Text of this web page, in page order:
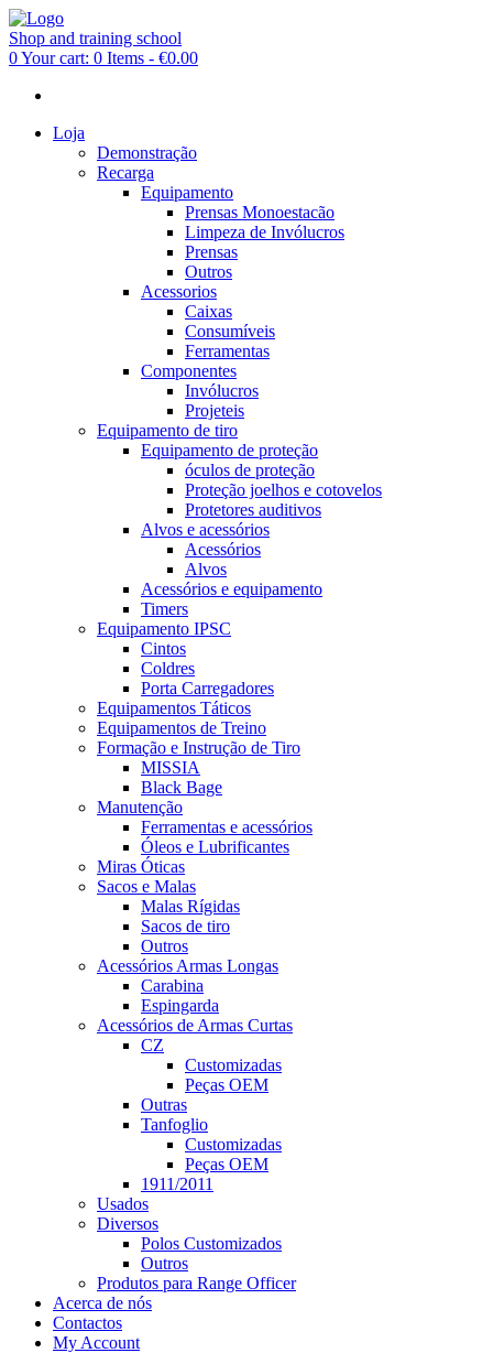
Shop and training school
0Your cart: 0 Items - €0.00
Loja
Demonstração
Recarga
Equipamento
Prensas Monoestacão
Limpeza de Invólucros
Prensas
Outros
Acessorios
Caixas
Consumíveis
Ferramentas
Componentes
Invólucros
Projeteis
Equipamento de tiro
Equipamento de proteção
óculos de proteção
Proteção joelhos e cotovelos
Protetores auditivos
Alvos e acessórios
Acessórios
Alvos
Acessórios e equipamento
Timers
Equipamento IPSC
Cintos
Coldres
Porta Carregadores
Equipamentos Táticos
Equipamentos de Treino
Formação e Instrução de Tiro
MISSIA
Black Bage
Manutenção
Ferramentas e acessórios
Óleos e Lubrificantes
Miras Óticas
Sacos e Malas
Malas Rígidas
Sacos de tiro
Outros
Acessórios Armas Longas
Carabina
Espingarda
Acessórios de Armas Curtas
CZ
Customizadas
Peças OEM
Outras
Tanfoglio
Customizadas
Peças OEM
1911/2011
Usados
Diversos
Polos Customizados
Outros
Produtos para Range Officer
Acerca de nós
Contactos
My Account